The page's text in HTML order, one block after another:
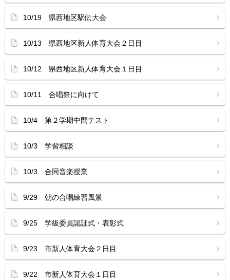
10/19 県西地区駅伝大会
10/13 県西地区新人体育大会２日目
10/12 県西地区新人体育大会１日目
10/11 合唱祭に向けて
10/4 第２学期中間テスト
10/3 学習相談
10/3 合同音楽授業
9/29 朝の合唱練習風景
9/25 学級委員認証式・表彰式
9/23 市新人体育大会２日目
9/22 市新人体育大会１日目